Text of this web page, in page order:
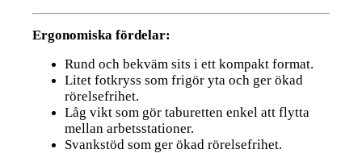
Ergonomiska fördelar:
Rund och bekväm sits i ett kompakt format.
Litet fotkryss som frigör yta och ger ökad
rörelsefrihet.
Låg vikt som gör taburetten enkel att flytta
mellan arbetsstationer.
Svankstöd som ger ökad rörelsefrihet.